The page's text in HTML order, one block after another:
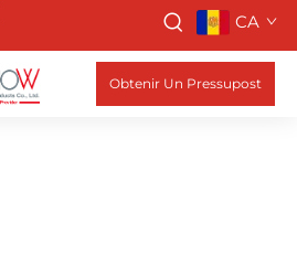
CA
Obtenir Un Pressupost